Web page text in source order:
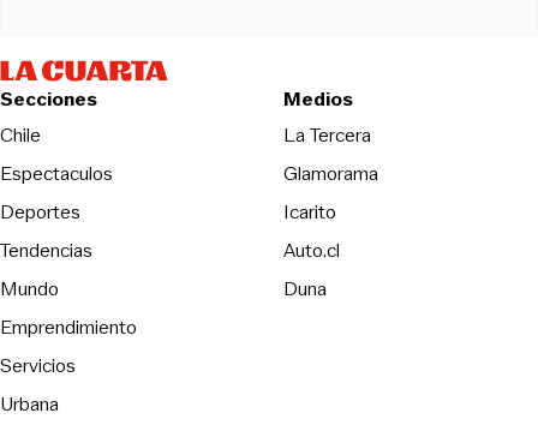
Secciones
Chile
Espectaculos
Deportes
Tendencias
Mundo
Emprendimiento
Servicios
Urbana
Medios
La TerceraOpens in new
Glamorama
Icarito
Auto.cl
DunaOpens in new window